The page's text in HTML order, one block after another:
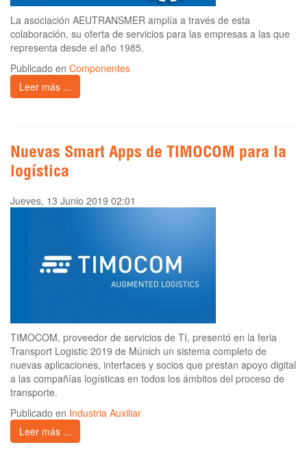
La asociación AEUTRANSMER amplía a través de esta
colaboración, su oferta de servicios para las empresas a las que
representa desde el año 1985.
Publicado en Componentes
Leer más ...
Nuevas Smart Apps de TIMOCOM para la
logística
Jueves, 13 Junio 2019 02:01
TIMOCOM, proveedor de servicios de TI, presentó en la feria
Transport Logistic 2019 de Múnich un sistema completo de
nuevas aplicaciones, interfaces y socios que prestan apoyo digital
a las compañías logísticas en todos los ámbitos del proceso de
transporte.
Publicado en Industria Auxiliar
Leer más ...